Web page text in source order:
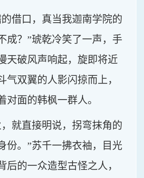
借口，真当我迦南学院的
成？”琥乾冷笑了一声，手
天破风声响起，旋即将近
气双翼的人影闪掠而上，
对面的韩枫一群人。
就直接明说，拐弯抹角的
份。”苏千一拂衣袖，目光
后的一众造型古怪之人，